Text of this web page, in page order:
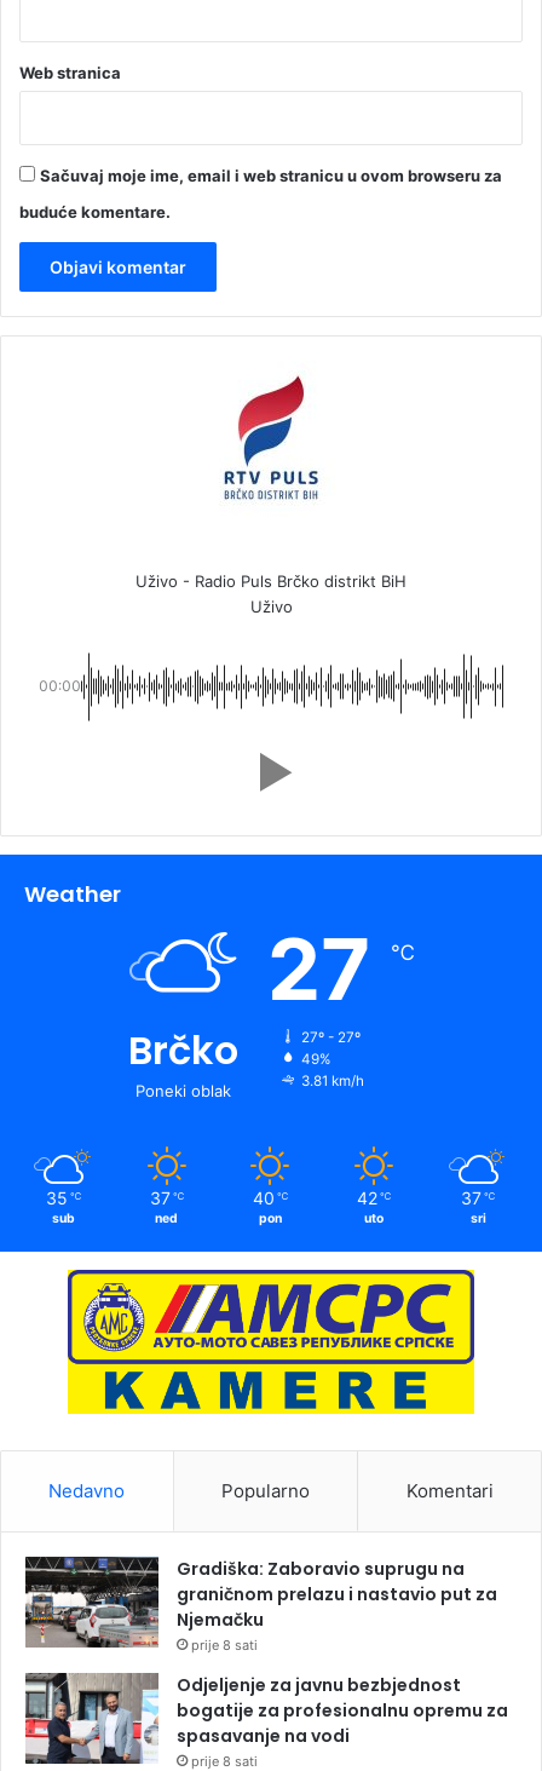
Web stranica
Sačuvaj moje ime, email i web stranicu u ovom browseru za
buduće komentare.
Uživo - Radio Puls Brčko distrikt BiH
Uživo
00:00
Weather
Brčko
Poneki oblak
27 ℃
27º - 27º
49%
3.81 km/h
35 ℃
sub
37 ℃
ned
40 ℃
pon
42 ℃
uto
37 ℃
sri
Nedavno Popularno Komentari
Gradiška: Zaboravio suprugu na
graničnom prelazu i nastavio put za
Njemačku
prije 8 sati
Odjeljenje za javnu bezbjednost
bogatije za profesionalnu opremu za
spasavanje na vodi
prije 8 sati